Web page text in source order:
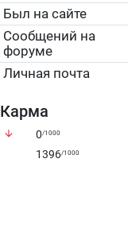
Был на сайте
Сообщений на
форуме
Личная почта
Карма
arrow_downward 0/1000
1396/1000